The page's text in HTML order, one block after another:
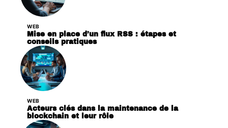
WEB
Mise en place d’un flux RSS : étapes et
conseils pratiques
WEB
Acteurs clés dans la maintenance de la
blockchain et leur rôle